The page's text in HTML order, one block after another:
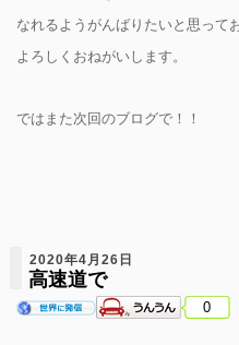
なれるようがんばりたいと思って
よろしくおねがいします。
ではまた次回のブログで！！
2020年4月26日
高速道で
0